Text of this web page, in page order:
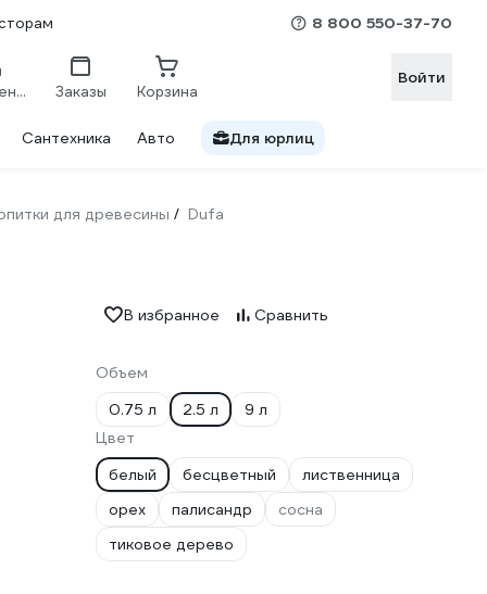
8 800 550-37-70
Сравнение Заказы Корзина
Войти
Сантехника Авто Для юрлиц
для древесины / Dufa
В избранное Сравнить
Объем
0.75 л
2.5 л
9 л
Цвет
белый
бесцветный
лиственница
орех
палисандр
сосна
тиковое дерево